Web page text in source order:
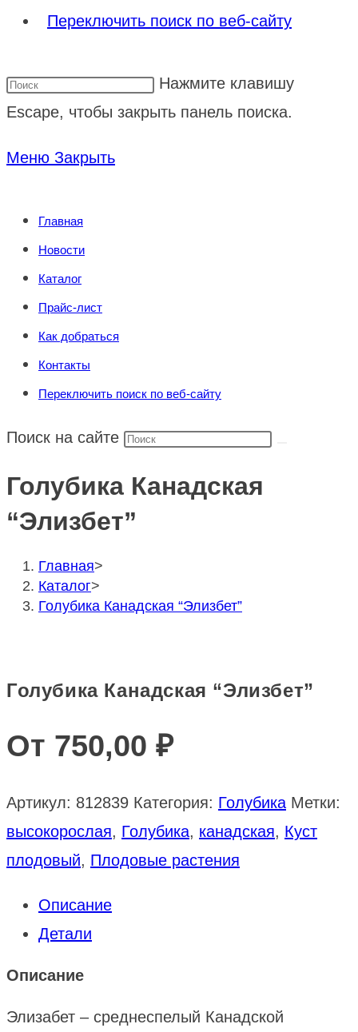
Переключить поиск по веб-сайту
Нажмите клавишу
Escape, чтобы закрыть панель поиска.
Меню Закрыть
Главная
Новости
Каталог
Прайс-лист
Как добраться
Контакты
Переключить поиск по веб-сайту
Поиск на сайте
Голубика Канадская
“Элизбет”
Главная>
Каталог>
Голубика Канадская “Элизбет”
Голубика Канадская “Элизбет”
От 750,00 ₽
Артикул: 812839 Категория: Голубика Метки:
высокорослая, Голубика, канадская, Куст
плодовый, Плодовые растения
Описание
Детали
Описание
Элизабет – среднеспелый Канадской